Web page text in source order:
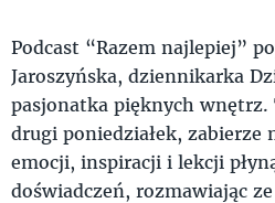
Podcast “Razem najlepiej”
Jaroszyńska, dziennikarka
pasjonatka pięknych wnętrz.
drugi poniedziałek, zabierze
emocji, inspiracji i lekcji
doświadczeń, rozmawiając